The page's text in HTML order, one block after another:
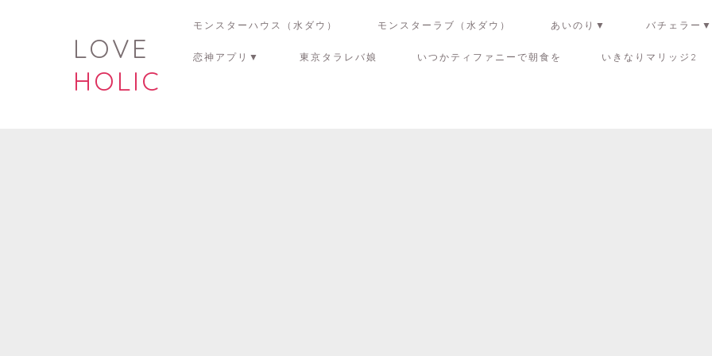
LOVE
HOLIC
モンスターハウス（水ダウ） モンスターラブ（水ダウ） あいのり▼ バチェラー▼
恋神アプリ▼ 東京タラレバ娘 いつかティファニーで朝食を いきなりマリッジ2